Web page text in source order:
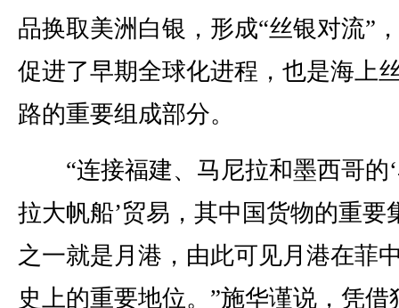
品换取美洲白银，形成“丝银对流”
促进了早期全球化进程，也是海上
路的重要组成部分。
“连接福建、马尼拉和墨西哥的
拉大帆船’贸易，其中国货物的重要
之一就是月港，由此可见月港在菲
史上的重要地位。”施华谨说，凭借